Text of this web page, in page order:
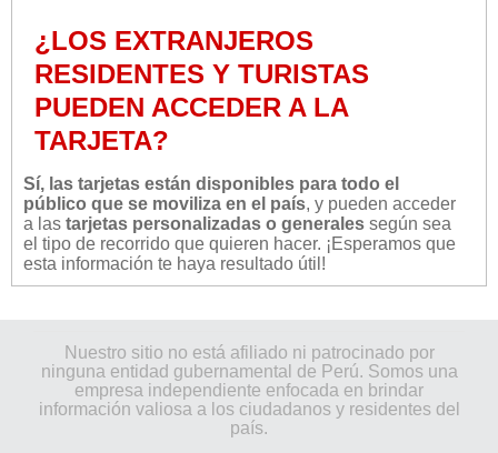
¿LOS EXTRANJEROS
RESIDENTES Y TURISTAS
PUEDEN ACCEDER A LA
TARJETA?
Sí, las tarjetas están disponibles para todo el
público que se moviliza en el país, y pueden acceder
a las tarjetas personalizadas o generales según sea
el tipo de recorrido que quieren hacer. ¡Esperamos que
esta información te haya resultado útil!
Nuestro sitio no está afiliado ni patrocinado por
ninguna entidad gubernamental de Perú. Somos una
empresa independiente enfocada en brindar
información valiosa a los ciudadanos y residentes del
país.